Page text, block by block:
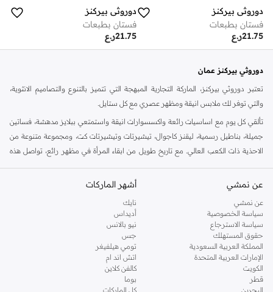
دوروثي بيركنز
فستان بطبعات
ر.ع21.75
دوروثي بيركنز
فستان بطبعات
ر.ع21.75
دوروثي بيركنز عمان
تعتبر دوروثي بيركنز، الماركة التجارية المبهجة التي تتميز بالتنوع والتصاميم الانثوية،
والتي توفر لك ملابس انيقة ومظهر عصري مع كل ستايل.
تألقي كل يوم مع اساسيات رائعة واكسسوارات انيقة واستمتعي ببلايز مدهشة، فساتين
جميلة، بناطيل رسمية، ليقنز كاجوال، تيشيرتات وتيشيرتات كت، ومجموعة متنوعة من
الاحذية ذات الكعب العالي. مع تاريخ طويل من ابقاء المرأة في مظهر رائع، تواصل هذه
كنت تقومين بتجديد خزانة ملابسك الملائمة للعمل، البحث عن فستان مثالي للحفلات او
اليه.
تسوقي دوروثي بيركنز اون لاين مسقط
تسوقي دوروثي بيركنز اون لاين من نمشي واستمتعي باكثر من الف ستايل من مجموعة
دوروثي بيركنز الشهيرة. تصفحي المجموعة كاملة في متجر دوروثي بيركنز اون لاين او
استخدمي القائمة لتحديد تجربة تسوق دوروثي بيركنز اون لاين. خدمة التوصيل السريعة
والدعم الاستثنائي يضمن لك تجربة تسوق ممتعة دائما مع نمشي.
عن نمشي
عن نمشي
سياسة الخصوصية
سياسة الاسترجاع
حقوق المستهلك
المملكة العربية السعودية
الإمارات العربية المتحدة
الكويت
قطر
البحرين
أشهر الماركات
نايك
أديداس
نيو بالانس
جس
تومي هيلفيغر
اتش اند ام
كالفن كلاين
بوما
كل الماركات